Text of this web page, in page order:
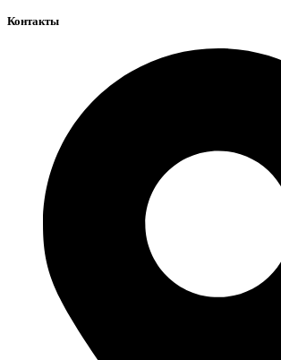
Контакты